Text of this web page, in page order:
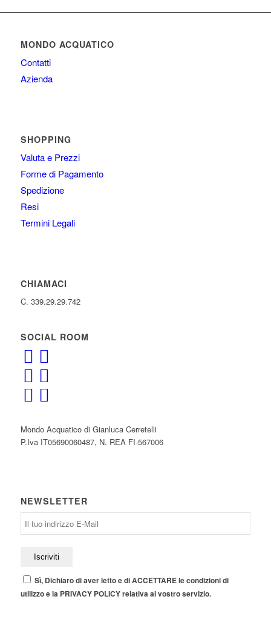
MONDO ACQUATICO
Contatti
Azienda
SHOPPING
Valuta e Prezzi
Forme di Pagamento
Spedizione
Resi
Termini Legali
CHIAMACI
C. 339.29.29.742
SOCIAL ROOM
Mondo Acquatico di Gianluca Cerretelli
P.Iva IT05690060487, N. REA FI-567006
NEWSLETTER
Sì, Dichiaro di aver letto e di ACCETTARE le condizioni di
utilizzo e la PRIVACY POLICY relativa al vostro servizio.